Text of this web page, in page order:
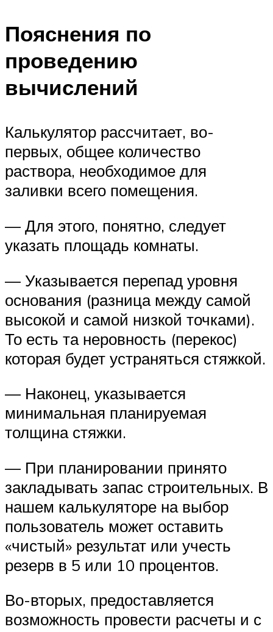
Пояснения по
проведению
вычислений
Калькулятор рассчитает, во-
первых, общее количество
раствора, необходимое для
заливки всего помещения.
— Для этого, понятно, следует
указать площадь комнаты.
— Указывается перепад уровня
основания (разница между самой
высокой и самой низкой точками).
То есть та неровность (перекос)
которая будет устраняться стяжкой.
— Наконец, указывается
минимальная планируемая
толщина стяжки.
— При планировании принято
закладывать запас строительных. В
нашем калькуляторе на выбор
пользователь может оставить
«чистый» результат или учесть
резерв в 5 или 10 процентов.
Во-вторых, предоставляется
возможность провести расчеты и с